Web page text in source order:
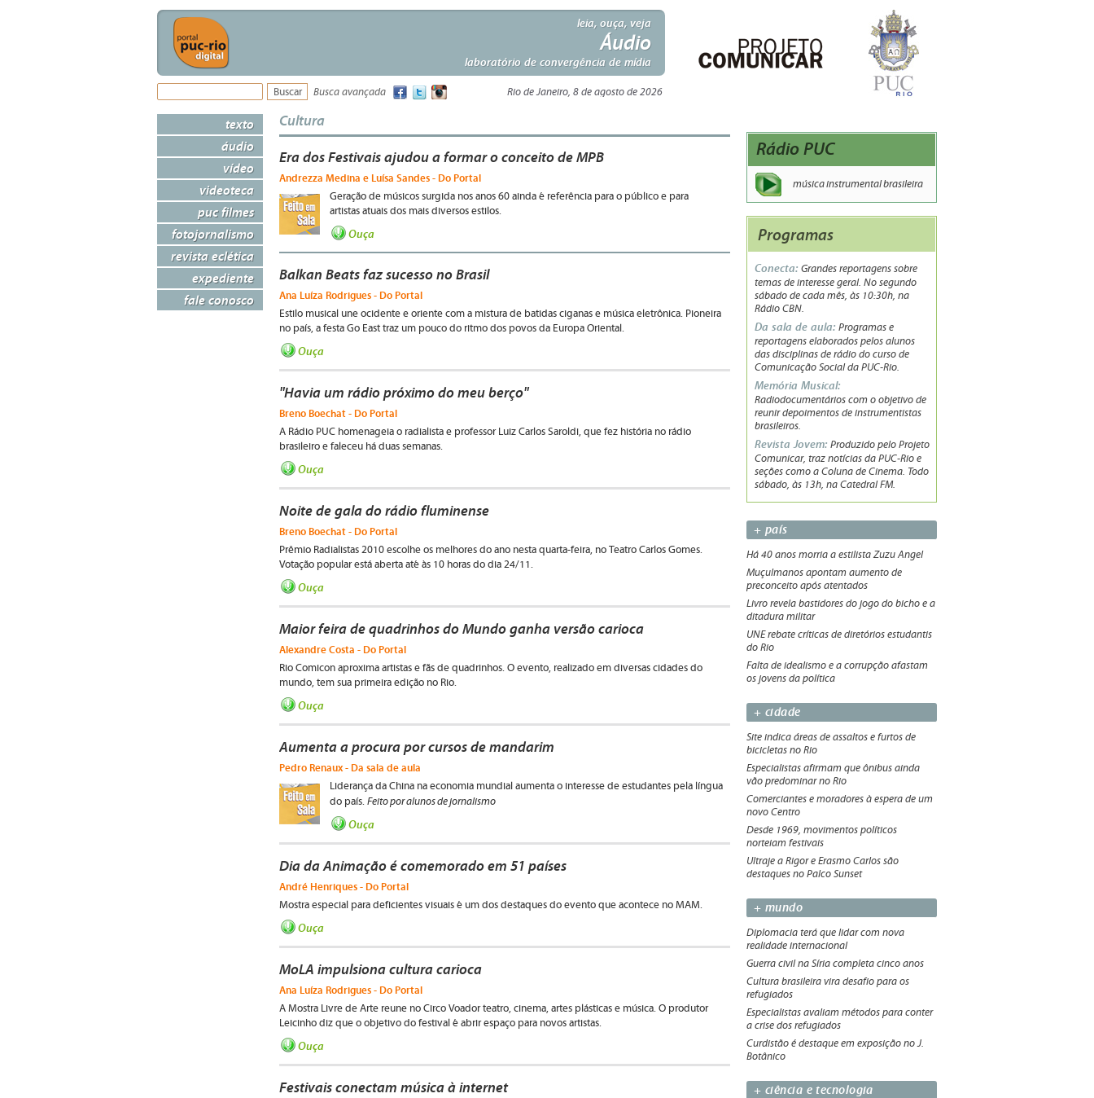
leia, ouça, veja
Áudio
laboratório de convergência de mídia
Busca avançada Rio de Janeiro, 8 de agosto de 2026
texto
áudio
vídeo
videoteca
puc filmes
fotojornalismo
revista eclética
expediente
fale conosco
Cultura
Era dos Festivais ajudou a formar o conceito de MPB
Andrezza Medina e Luísa Sandes - Do Portal
Geração de músicos surgida nos anos 60 ainda é referência para o público e para
artistas atuais dos mais diversos estilos.
Ouça
Balkan Beats faz sucesso no Brasil
Ana Luíza Rodrigues - Do Portal
Estilo musical une ocidente e oriente com a mistura de batidas ciganas e música eletrônica. Pioneira
no país, a festa Go East traz um pouco do ritmo dos povos da Europa Oriental.
Ouça
"Havia um rádio próximo do meu berço"
Breno Boechat - Do Portal
A Rádio PUC homenageia o radialista e professor Luiz Carlos Saroldi, que fez história no rádio
brasileiro e faleceu há duas semanas.
Ouça
Noite de gala do rádio fluminense
Breno Boechat - Do Portal
Prêmio Radialistas 2010 escolhe os melhores do ano nesta quarta-feira, no Teatro Carlos Gomes.
Votação popular está aberta até às 10 horas do dia 24/11.
Ouça
Maior feira de quadrinhos do Mundo ganha versão carioca
Alexandre Costa - Do Portal
Rio Comicon aproxima artistas e fãs de quadrinhos. O evento, realizado em diversas cidades do
mundo, tem sua primeira edição no Rio.
Ouça
Aumenta a procura por cursos de mandarim
Pedro Renaux - Da sala de aula
Liderança da China na economia mundial aumenta o interesse de estudantes pela língua
do país. Feito por alunos de jornalismo
Ouça
Dia da Animação é comemorado em 51 países
André Henriques - Do Portal
Mostra especial para deficientes visuais é um dos destaques do evento que acontece no MAM.
Ouça
MoLA impulsiona cultura carioca
Ana Luíza Rodrigues - Do Portal
A Mostra Livre de Arte reune no Circo Voador teatro, cinema, artes plásticas e música. O produtor
Leicinho diz que o objetivo do festival é abrir espaço para novos artistas.
Ouça
Festivais conectam música à internet
Rádio PUC
música instrumental brasileira
Programas
Conecta: Grandes reportagens sobre
temas de interesse geral. No segundo
sábado de cada mês, às 10:30h, na
Rádio CBN.
Da sala de aula: Programas e
reportagens elaborados pelos alunos
das disciplinas de rádio do curso de
Comunicação Social da PUC-Rio.
Memória Musical:
Radiodocumentários com o objetivo de
reunir depoimentos de instrumentistas
brasileiros.
Revista Jovem: Produzido pelo Projeto
Comunicar, traz notícias da PUC-Rio e
seções como a Coluna de Cinema. Todo
sábado, às 13h, na Catedral FM.
+ país
Há 40 anos morria a estilista Zuzu Angel
Muçulmanos apontam aumento de
preconceito após atentados
Livro revela bastidores do jogo do bicho e a
ditadura militar
UNE rebate críticas de diretórios estudantis
do Rio
Falta de idealismo e a corrupção afastam
os jovens da política
+ cidade
Site indica áreas de assaltos e furtos de
bicicletas no Rio
Especialistas afirmam que ônibus ainda
vão predominar no Rio
Comerciantes e moradores à espera de um
novo Centro
Desde 1969, movimentos políticos
norteiam festivais
Ultraje a Rigor e Erasmo Carlos são
destaques no Palco Sunset
+ mundo
Diplomacia terá que lidar com nova
realidade internacional
Guerra civil na Síria completa cinco anos
Cultura brasileira vira desafio para os
refugiados
Especialistas avaliam métodos para conter
a crise dos refugiados
Curdistão é destaque em exposição no J.
Botânico
+ ciência e tecnologia